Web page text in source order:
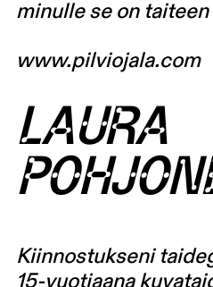
minulle se on
www.pilviojala.com
LAURA
Kiinnostukseni
15-vuotiaana